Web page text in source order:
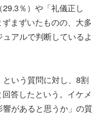
29.3％）や「礼儀正し
まずいたものの、大多
アルで判断しているよ
いう質問に対し、8割
答したという。イケメ
があると思うか」の質